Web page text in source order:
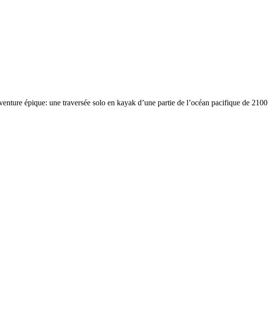
épique: une traversée solo en kayak d’une partie de l’océan pacifique de 2100